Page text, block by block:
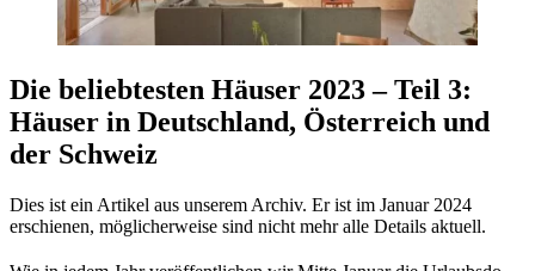
Die belieb­testen Häuser 2023 – Teil 3:
Häuser in Deutschland, Öster­reich und
der Schweiz
Dies ist ein Artikel aus unserem Archiv. Er ist im Januar 2024
erschienen, möglicherweise sind nicht mehr alle Details aktuell.